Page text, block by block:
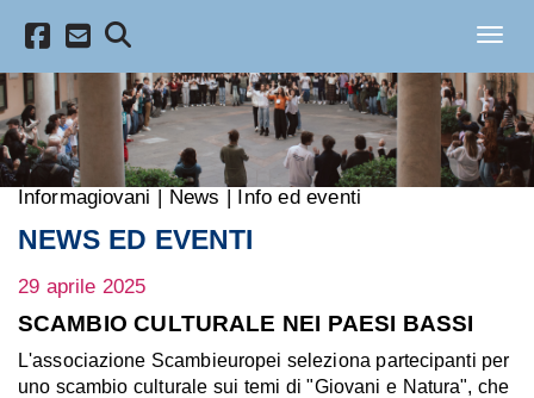
Informagiovani | News | Info ed eventi
NEWS ED EVENTI
29 aprile 2025
SCAMBIO CULTURALE NEI PAESI BASSI
L'associazione Scambieuropei seleziona partecipanti per
uno scambio culturale sui temi di "Giovani e Natura", che